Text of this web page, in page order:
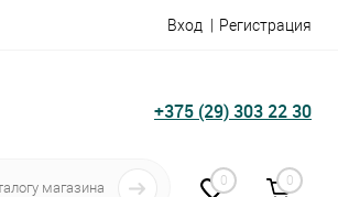
Вход Регистрация
+375 (29) 303 22 30
0 0